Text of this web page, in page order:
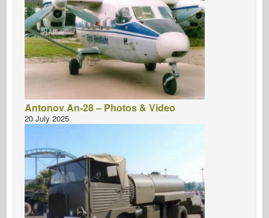
Antonov An-28 – Photos & Video
20 July 2025